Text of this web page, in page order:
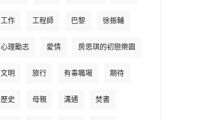
工作 工程師 巴黎 徐振輔
心理勵志 愛情 房思琪的初戀樂園
文明 旅行 有毒職場 期待
歷史 母親 溝通 焚書